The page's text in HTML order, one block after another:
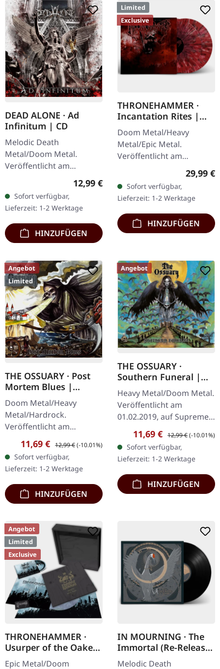
DEAD ALONE · Ad
Infinitum | CD
Melodic Death
Metal/Doom Metal.
Veröffentlicht am
28.09.2012, auf Supreme
Chaos Records. CD im
Jewelcase. Dead Alone
liefern mit "Ad Infinitum"
ein…
Regulärer Preis:
12,99 €
Sofort verfügbar,
Lieferzeit: 1-2 Werktage
HINZUFÜGEN
Limited
Exclusive
THRONEHAMMER ·
Incantation Rites |
SPLATTER 2LP
Doom Metal/Heavy
Metal/Epic Metal.
Veröffentlicht am
21.10.2022, auf Supreme
Chaos Records. SCR-
exklusives Transparent
Rot/Schwarz/Weiß…
29,99 €
Sofort verfügbar,
Lieferzeit: 1-2 Werktage
HINZUFÜGEN
Angebot
Limited
THE OSSUARY · Post
Mortem Blues |
DIGIPAK CD
Doom Metal/Heavy
Metal/Hardrock.
Veröffentlicht am
17.02.2017, auf Supreme
Chaos Records. Limitierte
Erstauflage als Digipak.
Debüt-Album der…
Verkaufspreis:
11,69 € Regulärer Preis:
12,99 €(-10.01%)
Sofort verfügbar,
Lieferzeit: 1-2 Werktage
HINZUFÜGEN
Angebot
THE OSSUARY ·
Southern Funeral |
DIGIPAK CD
Heavy Metal/Doom Metal.
Veröffentlicht am
01.02.2019, auf Supreme
Chaos Records.
Erstauflage als CD im
DigiPak mit 12-seitigem
Booklet. Geht es dir…
Verkaufspreis:
11,69 € Regulärer Preis:
12,99 €(-10.01%)
Sofort verfügbar,
Lieferzeit: 1-2 Werktage
HINZUFÜGEN
Angebot
Limited
Exclusive
THRONEHAMMER ·
Usurper of the Oaken
Throne | WOODEN LP
Epic Metal/Doom
IN MOURNING · The
Immortal (Re-Release)
| BLACK LP
Melodic Death